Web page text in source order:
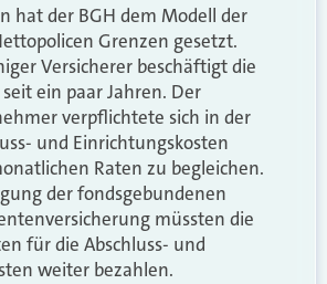
hat der BGH dem Modell der
Grenzen gesetzt.
Versicherer beschäftigt die
ein paar Jahren. Der
verpflichtete sich in der
und Einrichtungskosten
Raten zu begleichen.
der fondsgebundenen
müssten die
für die Abschluss- und
weiter bezahlen.